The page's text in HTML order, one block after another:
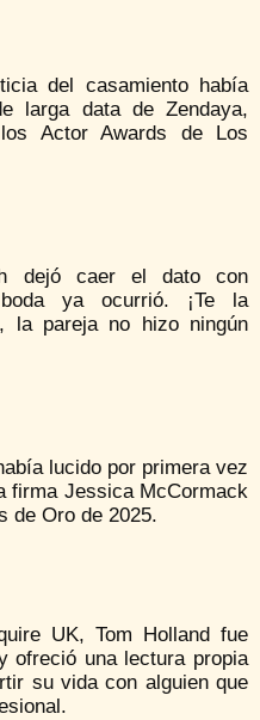
del casamiento había
larga data de Zendaya,
Actor Awards de Los
dejó caer el dato con
boda ya ocurrió. ¡Te la
la pareja no hizo ningún
lucido por primera vez
firma Jessica McCormack
de Oro de 2025.
UK, Tom Holland fue
ofreció una lectura propia
su vida con alguien que